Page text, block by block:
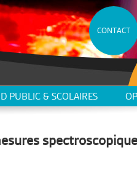
CONTACT
PUBLIC & SCOLAIRES